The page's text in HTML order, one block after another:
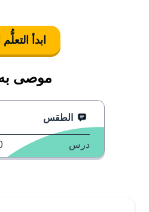
ابدأ التعلُّم
موصى
الطقس
درس